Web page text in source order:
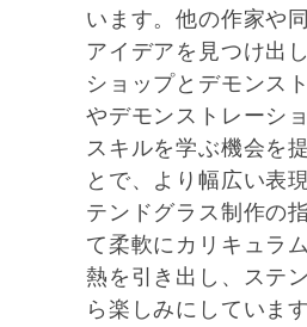
います。他の作家や
アイデアを見つけ出
ショップとデモンス
やデモンストレーシ
スキルを学ぶ機会を
とで、より幅広い表
テンドグラス制作の
て柔軟にカリキュラ
熱を引き出し、ステ
ら楽しみにしていま